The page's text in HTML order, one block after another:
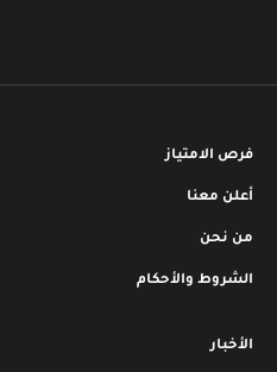
فرص الامتياز
أعلن معنا
من نحن
الشروط والأحكام
الأخبار